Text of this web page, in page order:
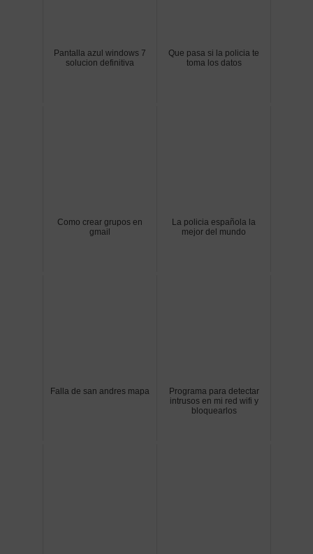
Pantalla azul windows 7
solucion definitiva
Que pasa si la policia te
toma los datos
Como crear grupos en
gmail
La policia española la
mejor del mundo
Falla de san andres mapa
Programa para detectar
intrusos en mi red wifi y
bloquearlos